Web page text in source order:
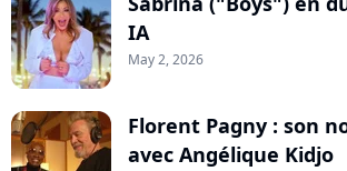
IA
May 2, 2026
Florent Pagny : son
avec Angélique Kidjo